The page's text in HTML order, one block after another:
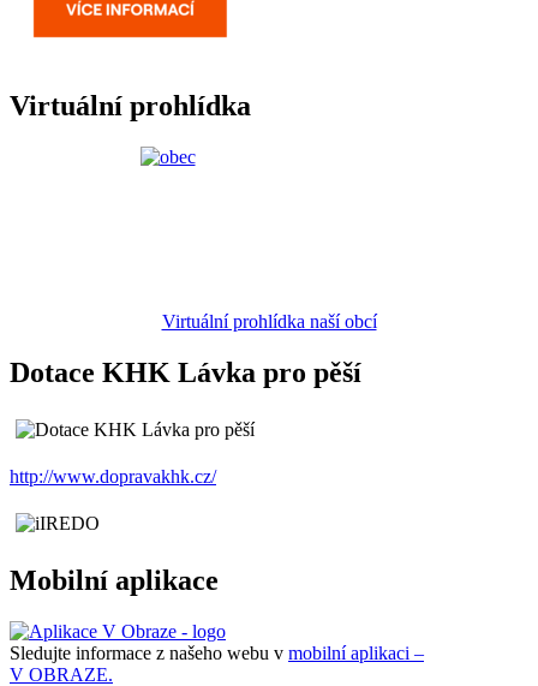
Virtuální prohlídka
Virtuální prohlídka naší obcí
Dotace KHK Lávka pro pěší
http://www.dopravakhk.cz/
Mobilní aplikace
Sledujte informace z našeho webu v mobilní aplikaci –
V OBRAZE.